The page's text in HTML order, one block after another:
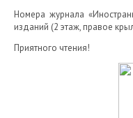
Номера журнала
изданий (2 этаж, правое
Приятного чтения!